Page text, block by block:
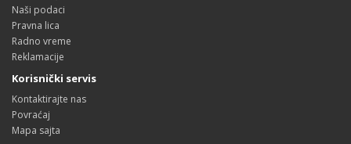
Naši podaci
Pravna lica
Radno vreme
Reklamacije
Korisnički servis
Kontaktirajte nas
Povraćaj
Mapa sajta